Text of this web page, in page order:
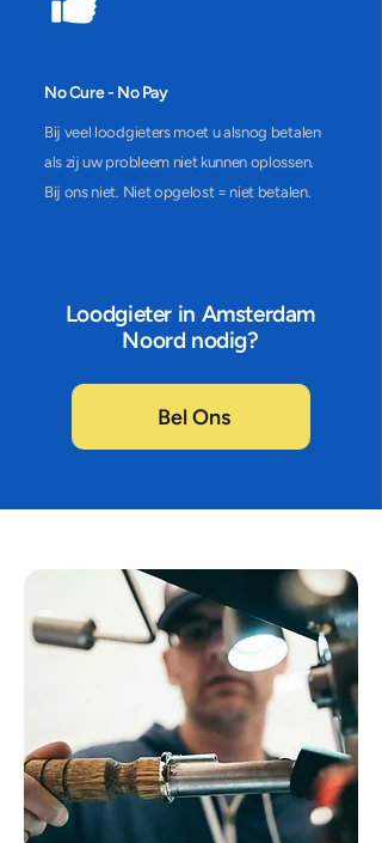
No Cure - No Pay
Bij veel loodgieters moet u alsnog betalen
als zij uw probleem niet kunnen oplossen.
Bij ons niet. Niet opgelost = niet betalen.
Loodgieter in Amsterdam
Noord nodig?
Bel Ons